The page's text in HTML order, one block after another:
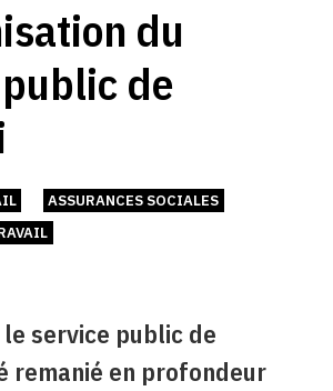
du
de
ASSURANCES SOCIALES
service public de
remanié en profondeur